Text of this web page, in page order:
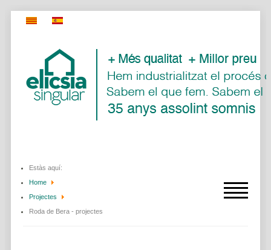
Estàs aquí:
Home
Projectes
Roda de Bera - projectes